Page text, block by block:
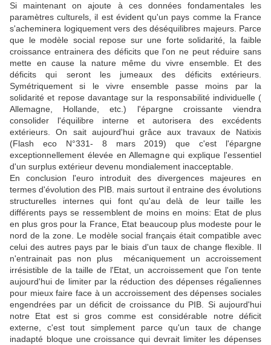
Si maintenant on ajoute à ces données fondamentales les
paramètres culturels, il est évident qu'un pays comme la France
s'acheminera logiquement vers des déséquilibres majeurs. Parce
que le modèle social repose sur une forte solidarité, la faible
croissance entrainera des déficits que l'on ne peut réduire sans
mette en cause la nature même du vivre ensemble. Et des
déficits qui seront les jumeaux des déficits extérieurs.
Symétriquement si le vivre ensemble passe moins par la
solidarité et repose davantage sur la responsabilité individuelle (
Allemagne, Hollande, etc.) l'épargne croissante viendra
consolider l'équilibre interne et autorisera des excédents
extérieurs. On sait aujourd'hui grâce aux travaux de Natixis
(Flash eco N°331- 8 mars 2019) que c'est l'épargne
exceptionnellement élevée en Allemagne qui explique l'essentiel
d'un surplus extérieur devenu mondialement inacceptable.
En conclusion l'euro introduit des divergences majeures en
termes d'évolution des PIB. mais surtout il entraine des évolutions
structurelles internes qui font qu'au delà de leur taille les
différents pays se ressemblent de moins en moins: Etat de plus
en plus gros pour la France, Etat beaucoup plus modeste pour le
nord de la zone. Le modèle social français était compatible avec
celui des autres pays par le biais d'un taux de change flexible. Il
n'entrainait pas non plus mécaniquement un accroissement
irrésistible de la taille de l'Etat, un accroissement que l'on tente
aujourd'hui de limiter par la réduction des dépenses régaliennes
pour mieux faire face à un accroissement des dépenses sociales
engendrées par un déficit de croissance du PIB. Si aujourd'hui
notre Etat est si gros comme est considérable notre déficit
externe, c'est tout simplement parce qu'un taux de change
inadapté bloque une croissance qui devrait limiter les dépenses